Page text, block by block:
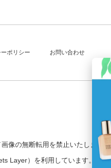
ポリシー お問い合わせ
像の無断転用を禁止いたします。
Layer）を利用しています。